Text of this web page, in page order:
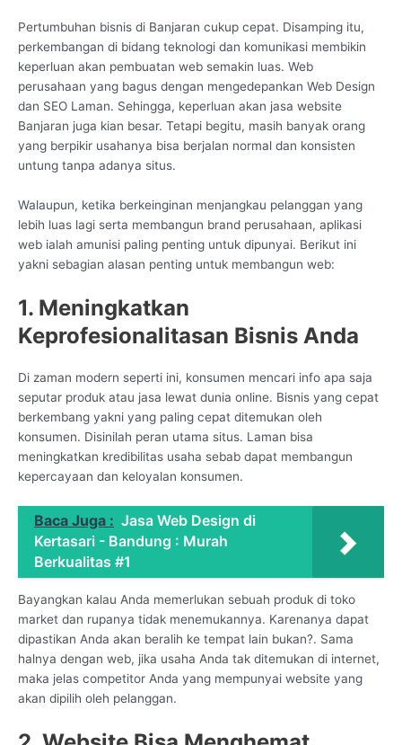
Pertumbuhan bisnis di Banjaran cukup cepat. Disamping itu,
perkembangan di bidang teknologi dan komunikasi membikin
keperluan akan pembuatan web semakin luas. Web
perusahaan yang bagus dengan mengedepankan Web Design
dan SEO Laman. Sehingga, keperluan akan jasa website
Banjaran juga kian besar. Tetapi begitu, masih banyak orang
yang berpikir usahanya bisa berjalan normal dan konsisten
untung tanpa adanya situs.
Walaupun, ketika berkeinginan menjangkau pelanggan yang
lebih luas lagi serta membangun brand perusahaan, aplikasi
web ialah amunisi paling penting untuk dipunyai. Berikut ini
yakni sebagian alasan penting untuk membangun web:
1. Meningkatkan
Keprofesionalitasan Bisnis Anda
Di zaman modern seperti ini, konsumen mencari info apa saja
seputar produk atau jasa lewat dunia online. Bisnis yang cepat
berkembang yakni yang paling cepat ditemukan oleh
konsumen. Disinilah peran utama situs. Laman bisa
meningkatkan kredibilitas usaha sebab dapat membangun
kepercayaan dan keloyalan konsumen.
Baca Juga : Jasa Web Design di
Kertasari - Bandung : Murah
Berkualitas #1
Bayangkan kalau Anda memerlukan sebuah produk di toko
market dan rupanya tidak menemukannya. Karenanya dapat
dipastikan Anda akan beralih ke tempat lain bukan?. Sama
halnya dengan web, jika usaha Anda tak ditemukan di internet,
maka jelas competitor Anda yang mempunyai website yang
akan dipilih oleh pelanggan.